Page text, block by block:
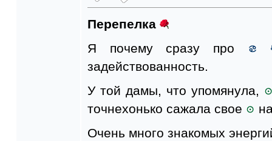
Перепелка
Я почему сразу про
задействованность.
У той дамы, что упомянула,
точнехонько сажала свое
Очень много знакомых